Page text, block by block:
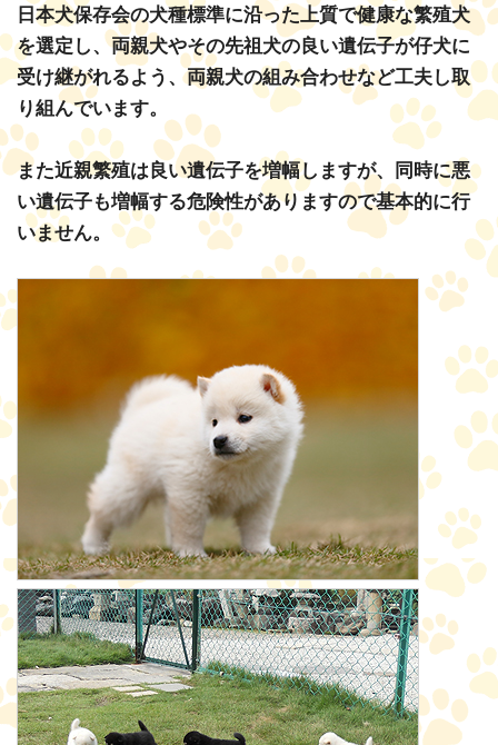
日本犬保存会の犬種標準に沿った上質で健康な繁殖犬
を選定し、両親犬やその先祖犬の良い遺伝子が仔犬に
受け継がれるよう、両親犬の組み合わせなど工夫し取
り組んでいます。
また近親繁殖は良い遺伝子を増幅しますが、同時に悪
い遺伝子も増幅する危険性がありますので基本的に行
いません。